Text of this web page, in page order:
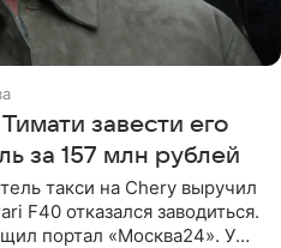
завести его
за 157 млн рублей
такси на Chery выручил
F40 отказался заводиться.
портал «Москва24». У